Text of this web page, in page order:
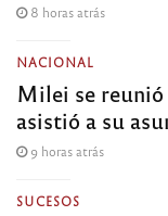
8 horas atrás
NACIONAL
Milei se reunió
asistió a su
9 horas atrás
SUCESOS